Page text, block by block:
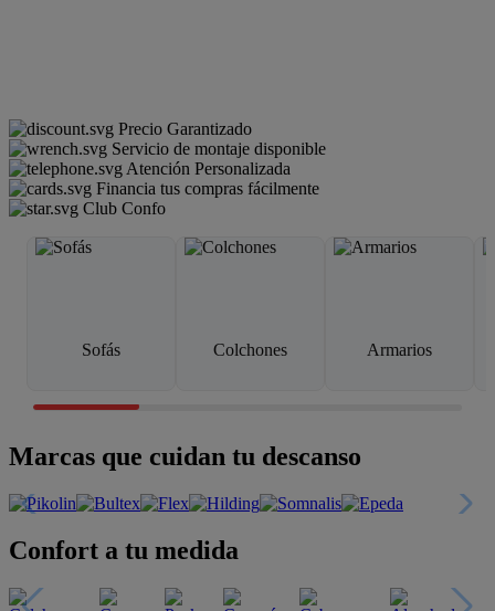
Precio Garantizado
Servicio de montaje disponible
Atención Personalizada
Financia tus compras fácilmente
Club Confo
Sofás Colchones Armarios
Marcas que cuidan tu descanso
Confort a tu medida